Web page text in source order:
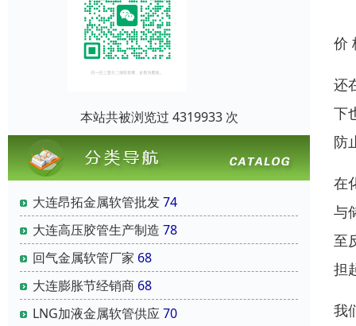
本站共被浏览过 4319933 次
大连昂拓金属软管批发74
大连高压胶管生产制造 78
回气金属软管厂家 68
大连膨胀节经销商 68
LNG加液金属软管供应70
价
还
下
防
在
与
至
担
我